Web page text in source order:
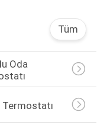
Tüm
Oda
Termostatı